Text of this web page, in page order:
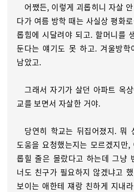
어쨌든, 이렇게 괴롭히니 자살
다가 여름 방학 때는 사실상 평화
롭힘에 시달려야 되고. 할머니를
둔다는 얘기도 못 하고. 겨울방학
남았고.
그래서 자기가 살던 아파트 옥
교를 보면서 자살한 거야.
당연히 학교는 뒤집어졌지. 뭐
도움을 요청했는지는 모르겠지만
롭힐 줄은 몰랐다고 하는데 그냥
너도 친구가 필요하지 않겠냐고
보이는 애한테 쟤랑 친하게 지내